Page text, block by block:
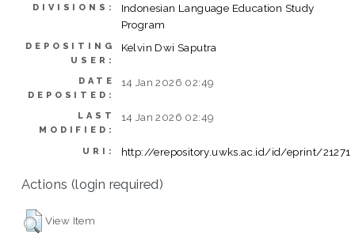
DIVISIONS:
Indonesian Language Education Study
Program
DEPOSITING
USER:
Kelvin Dwi Saputra
DATE
DEPOSITED:
14 Jan 2026 02:49
LAST
MODIFIED:
14 Jan 2026 02:49
URI: http://erepository.uwks.ac.id/id/eprint/21271
Actions (login required)
View Item